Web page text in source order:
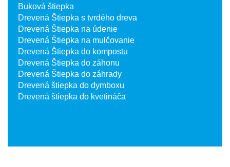
Buková štiepka
Drevená Štiepka s tvrdého dreva
Drevená Štiepka na údenie
Drevená Štiepka na mulčovanie
Drevená Štiepka do kompostu
Drevená Štiepka do záhonu
Drevená Štiepka do záhrady
Drevená štiepka do dymboxu
Drevená štiepka do kvetináča